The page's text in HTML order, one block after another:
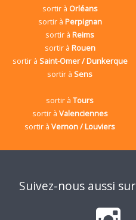
sortir à Orléans
sortir à Perpignan
sortir àReims
sortir à Rouen
sortir à Saint-Omer / Dunkerque
sortir àSens
sortir àTours
sortir à Valenciennes
sortir àVernon / Louviers
Suivez-nous aussi